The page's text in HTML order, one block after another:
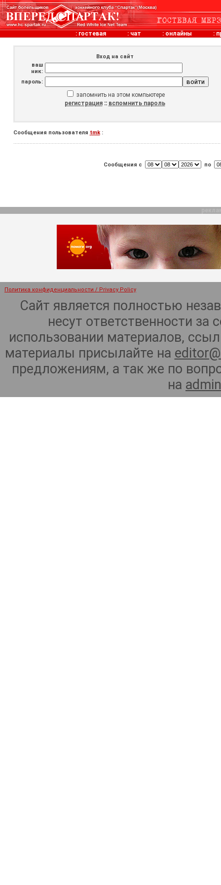
: гостевая : чат : онлайны :
Вход на сайт
ваш
ник:
пароль:
запомнить на этом компьютере
регистрация:: вспомнить пароль
Сообщения пользователя tmk:
Сообщения с по
Политика конфиденциальности / Privacy Policy
Сайт является полностью
несут ответственности
использовании материалов,
материалы присылайте на
предложениям, а так же по
на